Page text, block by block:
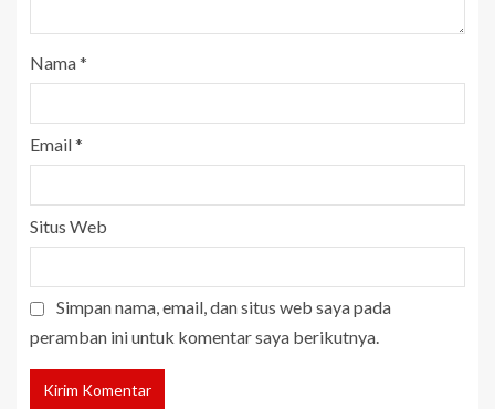
Nama*
Email*
Situs Web
Simpan nama, email, dan situs web saya pada
peramban ini untuk komentar saya berikutnya.